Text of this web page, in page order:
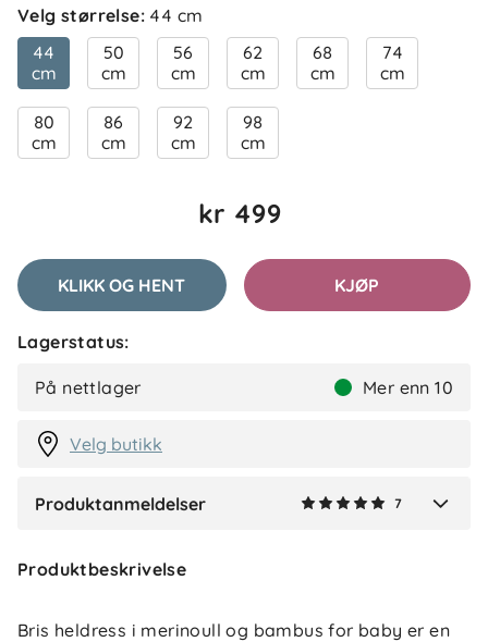
Velg størrelse: 44 cm
44
cm
50
cm
56
cm
62
cm
68
cm
74
cm
80
cm
86
cm
92
cm
98
cm
kr 499
KLIKK OG HENT KJØP
Lagerstatus:
På nettlager Mer enn 10
Velg butikk
Produktanmeldelser 7
M Mari Bekreftet kjøper
2 måneder siden
BH
Produktbeskrivelse
Bris heldress i merinoull og bambus for baby er en